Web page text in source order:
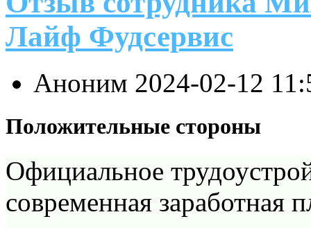
Лайф Фудсервис
Аноним 2024-02-12
Положительные стороны
Официальное
современная заработная